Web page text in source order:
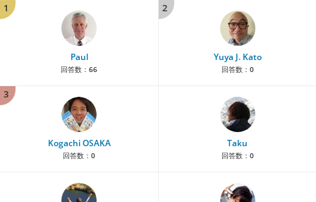
1
Paul
回答数： 66
2
Yuya J. Kato
回答数： 0
3
Kogachi OSAKA
回答数： 0
Taku
回答数： 0